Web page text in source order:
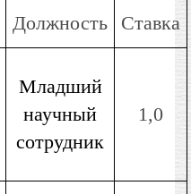
Должность Ставка
Младший
научный
сотрудник
1,0